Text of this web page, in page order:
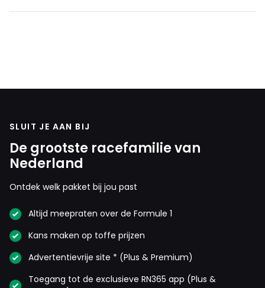
SLUIT JE AAN BIJ
De grootste racefamilie van
Nederland
Ontdek welk pakket bij jou past
Altijd meepraten over de Formule 1
Kans maken op toffe prijzen
Advertentievrije site * (Plus & Premium)
Toegang tot de exclusieve RN365 app (Plus &